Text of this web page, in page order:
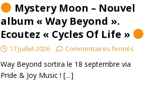
Mystery Moon – Nouvel
album « Way Beyond ».
Ecoutez « Cycles Of Life »
17 juillet 2026 Commentaires fermés
Way Beyond sortira le 18 septembre via
Pride & Joy Music ! […]